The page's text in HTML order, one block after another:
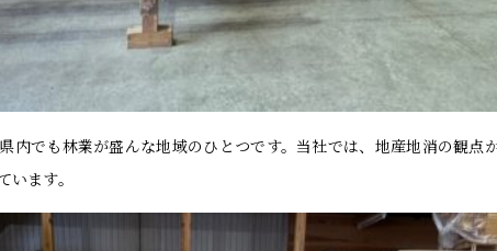
内でも林業が盛んな地域のひとつです。当社では、地産地消の観点
ます。